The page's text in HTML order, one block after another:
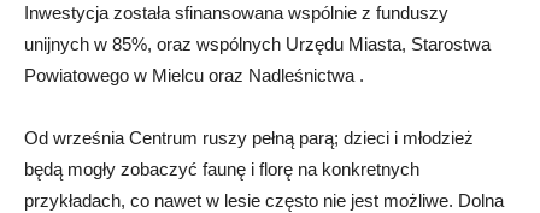
Inwestycja została sfinansowana wspólnie z funduszy
unijnych w 85%, oraz wspólnych Urzędu Miasta, Starostwa
Powiatowego w Mielcu oraz Nadleśnictwa .
Od września Centrum ruszy pełną parą; dzieci i młodzież
będą mogły zobaczyć faunę i florę na konkretnych
przykładach, co nawet w lesie często nie jest możliwe. Dolna